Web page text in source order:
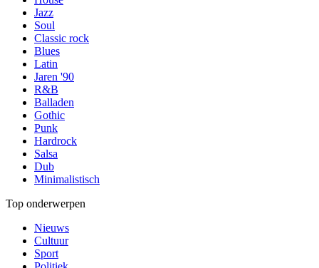
Jazz
Soul
Classic rock
Blues
Latin
Jaren '90
R&B
Balladen
Gothic
Punk
Hardrock
Salsa
Dub
Minimalistisch
Top onderwerpen
Nieuws
Cultuur
Sport